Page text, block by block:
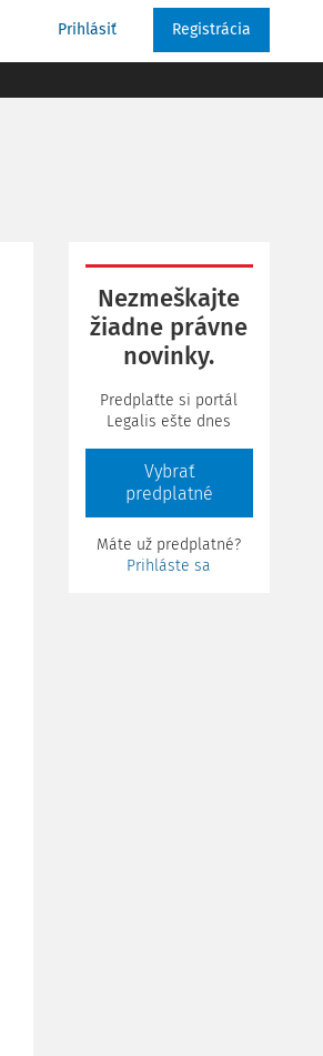
Prihlásiť Registrácia
Nezmeškajte
žiadne právne
novinky.
Predplaťte si portál
Legalis ešte dnes
Vybrať
predplatné
Máte už predplatné?
Prihláste sa